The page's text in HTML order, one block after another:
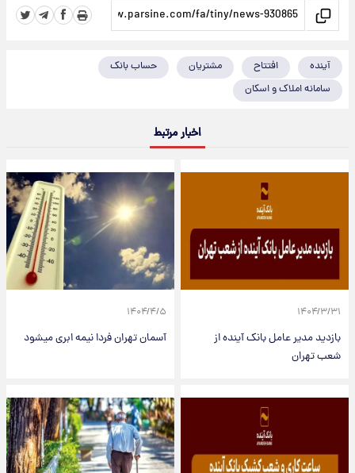
آینده افتتاح مشتریان
حساب بانک
سامانه املاک و اسکان
اخبار مرتبط
۱۴۰۴/۳/۳۱
بازدید مدیر عامل بانک آینده از
شعب تهران
۱۴۰۴/۴/۵
آسمان تهران فردا نیمه ابری میشود